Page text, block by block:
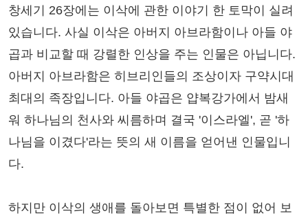
창세기 26장에는 이삭에 관한 이야기 한 토막이 실려
있습니다. 사실 이삭은 아버지 아브라함이나 아들 야
곱과 비교할 때 강렬한 인상을 주는 인물은 아닙니다.
아버지 아브라함은 히브리인들의 조상이자 구약시대
최대의 족장입니다. 아들 야곱은 얍복강가에서 밤새
워 하나님의 천사와 씨름하며 결국 '이스라엘', 곧 '하
나님을 이겼다'라는 뜻의 새 이름을 얻어낸 인물입니
다.
하지만 이삭의 생애를 돌아보면 특별한 점이 없어 보